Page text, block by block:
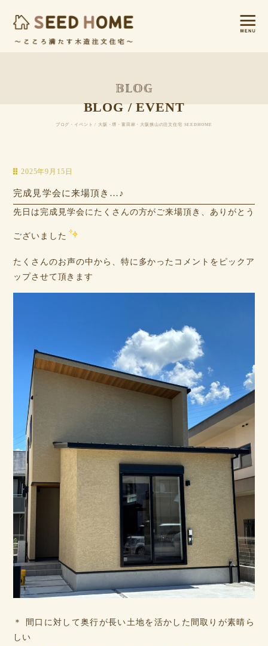
BLOG / EVENT
ブログ・イベント / 大阪・堺・富田林・大阪狭山の注文住宅 SEEDHOME
2025年9月15日
完成見学会に来場頂き…♪
先日は完成見学会にたくさんの方がご来場頂き、ありがとう
ございました
たくさんのお声の中から、特に多かったコメントをピックア
ップさせて頂きます
＊ 間口に対して奥行が長い土地を活かした間取りが素晴ら
しい